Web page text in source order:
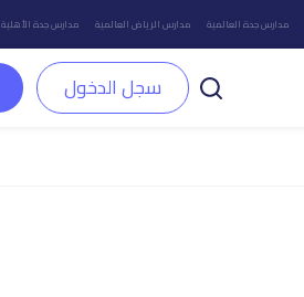
مدارس جدة العالمية مدارس الرياض العالمية مدارس جدة الأهلية
سجل الدخول